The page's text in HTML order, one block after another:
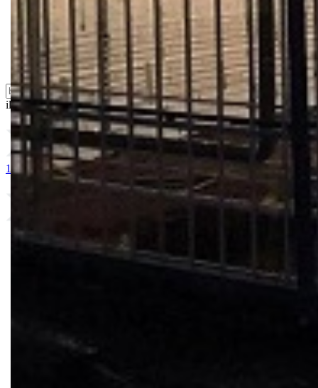
Sredstva za ishranu biljaka
Sredstva za zaštitu biljaka
Supstrati
Zaštita ... u 10 litara
ili probajte naprednu: pretragu
1. ARDENDO 2. SCILLY 3. PASCAL